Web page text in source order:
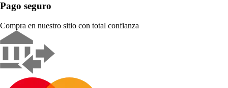
Pago seguro
Compra en nuestro sitio con total confianza